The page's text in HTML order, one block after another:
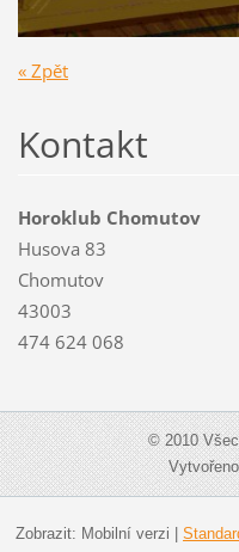
« Zpět
Kontakt
Horoklub Chomutov
Husova 83
Chomutov
43003
474 624 068
© 2010
Zobrazit: Mobilní verzi |